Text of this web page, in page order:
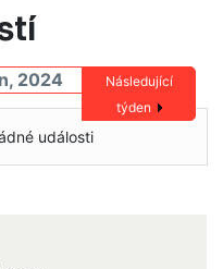
2024
Následující
týden
události